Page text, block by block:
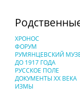
ХРОНОС
ФОРУМ
РУМЯНЦЕВСКИЙ
ДО 1917 ГОДА
РУССКОЕ ПОЛЕ
ДОКУМЕНТЫ XX ВЕКА
ИЗМЫ